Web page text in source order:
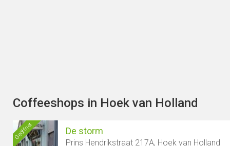
Coffeeshops in Hoek van Holland
Geöffnet De storm
Prins Hendrikstraat 217A, Hoek van Holland